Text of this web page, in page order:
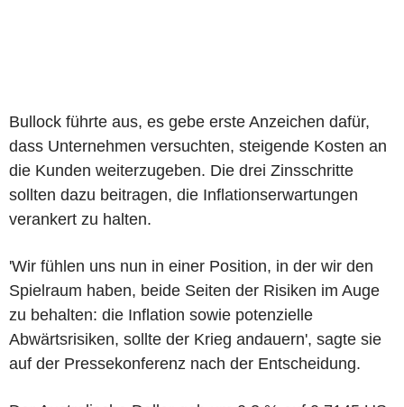
Bullock führte aus, es gebe erste Anzeichen dafür,
dass Unternehmen versuchten, steigende Kosten an
die Kunden weiterzugeben. Die drei Zinsschritte
sollten dazu beitragen, die Inflationserwartungen
verankert zu halten.
'Wir fühlen uns nun in einer Position, in der wir den
Spielraum haben, beide Seiten der Risiken im Auge
zu behalten: die Inflation sowie potenzielle
Abwärtsrisiken, sollte der Krieg andauern', sagte sie
auf der Pressekonferenz nach der Entscheidung.